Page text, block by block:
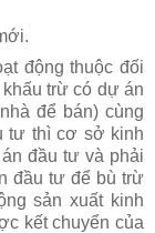
động thuộc đối
trừ có dự án
để bán) cùng
tư thì cơ sở kinh
đầu tư và phải
đầu tư để bù trừ
sản xuất kinh
kết chuyển của